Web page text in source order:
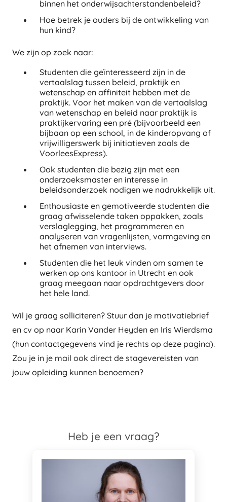
binnen het onderwijsachterstandenbeleid?
Hoe betrek je ouders bij de ontwikkeling van
hun kind?
We zijn op zoek naar:
Studenten die geïnteresseerd zijn in de
vertaalslag tussen beleid, praktijk en
wetenschap en affiniteit hebben met de
praktijk. Voor het maken van de vertaalslag
van wetenschap en beleid naar praktijk is
praktijkervaring een pré (bijvoorbeeld een
bijbaan op een school, in de kinderopvang of
vrijwilligerswerk bij initiatieven zoals de
VoorleesExpress).
Ook studenten die bezig zijn met een
onderzoeksmaster en interesse in
beleidsonderzoek nodigen we nadrukkelijk uit.
Enthousiaste en gemotiveerde studenten die
graag afwisselende taken oppakken, zoals
verslaglegging, het programmeren en
analyseren van vragenlijsten, vormgeving en
het afnemen van interviews.
Studenten die het leuk vinden om samen te
werken op ons kantoor in Utrecht en ook
graag meegaan naar opdrachtgevers door
het hele land.
Wil je graag solliciteren? Stuur dan je motivatiebrief
en cv op naar Karin Vander Heyden en Iris Wierdsma
(hun contactgegevens vind je rechts op deze pagina).
Zou je in je mail ook direct de stagevereisten van
jouw opleiding kunnen benoemen?
Heb je een vraag?